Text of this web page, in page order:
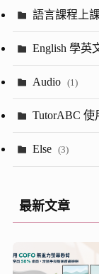
語言課程上
English 學英
Audio (1)
TutorABC 使
Else (3)
最新文章